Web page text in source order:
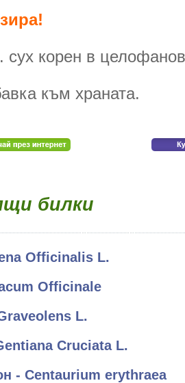
сух корен в
към храната.
билки
Officinalis L.
Officinale
L.
Cruciata L.
- Centaurium erythraea